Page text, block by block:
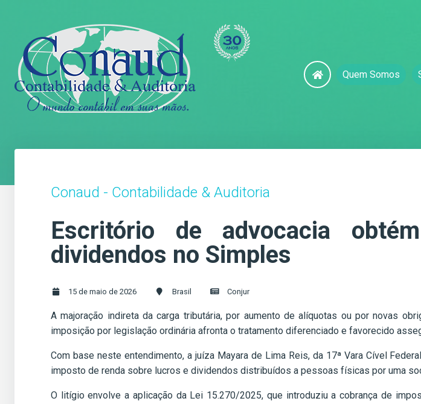
Quem Somos
Conaud - Contabilidade & Auditoria
Escritório de advocacia
dividendos no Simples
15 de maio de 2026 Brasil Conjur
A majoração indireta da carga tributária, por aumento de alíquotas ou por novas
imposição por legislação ordinária afronta o tratamento diferenciado e favorecido
Com base neste entendimento, a juíza Mayara de Lima Reis, da 17ª Vara Cível
imposto de renda sobre lucros e dividendos distribuídos a pessoas físicas por uma
O litígio envolve a aplicação da Lei 15.270/2025, que introduziu a cobrança de